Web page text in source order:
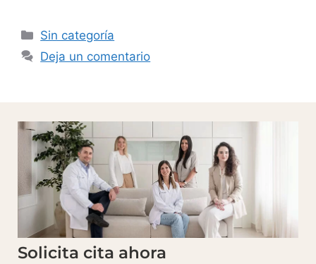
Sin categoría
Deja un comentario
Solicita cita ahora